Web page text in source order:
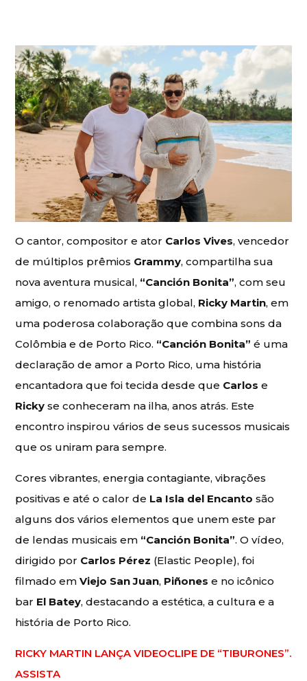
O cantor, compositor e ator Carlos Vives, vencedor
de múltiplos prêmios Grammy, compartilha sua
nova aventura musical, “Canción Bonita”, com seu
amigo, o renomado artista global, Ricky Martin, em
uma poderosa colaboração que combina sons da
Colômbia e de Porto Rico. “Canción Bonita”é uma
declaração de amor a Porto Rico, uma história
encantadora que foi tecida desde que Carlose
Rickyse conheceram na ilha, anos atrás. Este
encontro inspirou vários de seus sucessos musicais
que os uniram para sempre.
Cores vibrantes, energia contagiante, vibrações
positivas e até o calor de La Isla del Encanto são
alguns dos vários elementos que unem este par
de lendas musicais em “Canción Bonita”. O vídeo,
dirigido por Carlos Pérez (Elastic People), foi
filmado emViejo San Juan, Piñones e no icônico
bar El Batey, destacando a estética, a cultura e a
história de Porto Rico.
RICKY MARTIN LANÇA VIDEOCLIPE DE “TIBURONES”.
ASSISTA